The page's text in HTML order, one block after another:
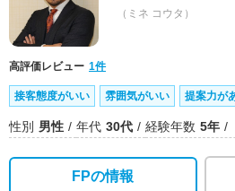
（ミネ コウタ）
高評価レビュー 1件
接客態度がいい 雰囲気がいい 提案力が
性別 男性 年代 30代 経験年数 5年
FPの情報